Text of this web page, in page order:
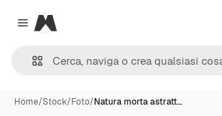
Close menu
Magnific
Home/Stock/Foto/Natura morta astratt…